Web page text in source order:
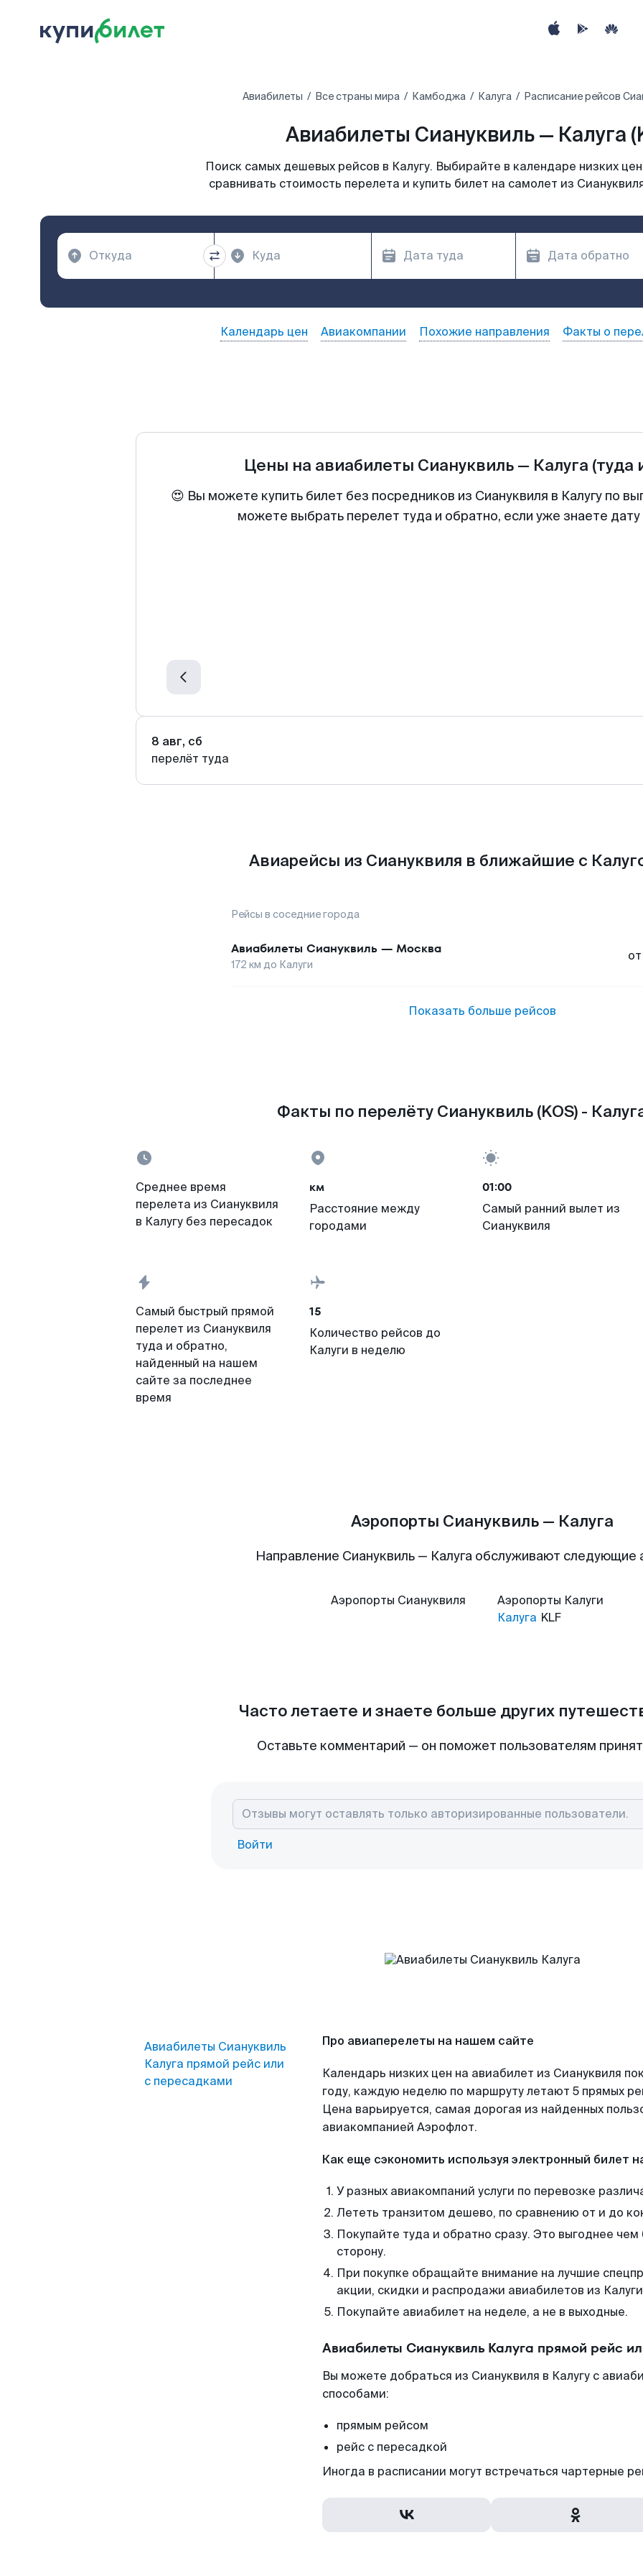
Авиабилеты Все страны мира Камбоджа Калуга Расписание рейсов
Авиабилеты Сиануквиль — Калуга
Поиск самых дешевых рейсов в Калугу. Выбирайте в календаре низких
сравнивать стоимость перелета и купить билет на самолет из
Календарь цен Авиакомпании Похожие направления Факты о
Цены на авиабилеты Сиануквиль — Калуга (туда
😍 Вы можете купить билет без посредников из Сиануквиля в Калугу по
можете выбрать перелет туда и обратно, если уже знаете
8 авг, сб
перелёт туда
Авиарейсы из Сиануквиля в ближайшие с
Рейсы в соседние города
Авиабилеты Сиануквиль — Москва
172 км до Калуги
от
Показать больше рейсов
Факты по перелёту Сиануквиль (KOS) -
Среднее время
перелета из Сиануквиля
в Калугу без пересадок
км
Расстояние между
городами
01:00
Самый ранний вылет из
Сиануквиля
Самый быстрый прямой
перелет из Сиануквиля
туда и обратно,
найденный на нашем
сайте за последнее
время
15
Количество рейсов до
Калуги в неделю
Аэропорты Сиануквиль — Калуга
Направление Сиануквиль — Калуга обслуживают следующие
Аэропорты Сиануквиля Аэропорты Калуги
Калуга KLF
Часто летаете и знаете больше других
Оставьте комментарий — он поможет пользователям
Войти
Авиабилеты Сиануквиль
Калуга прямой рейс или
с пересадками
Про авиаперелеты на нашем сайте
Календарь низких цен на авиабилет из Сиануквиля
году, каждую неделю по маршруту летают 5 прямых
Цена варьируется, самая дорогая из найденных
авиакомпанией Аэрофлот.
Как еще сэкономить используя электронный билет
У разных авиакомпаний услуги по перевозке
Лететь транзитом дешево, по сравнению от и до
Покупайте туда и обратно сразу. Это выгоднее
сторону.
При покупке обращайте внимание на лучшие
акции, скидки и распродажи авиабилетов из
Покупайте авиабилет на неделе, а не в выходные.
Авиабилеты Сиануквиль Калуга прямой рейс
Вы можете добраться из Сиануквиля в Калугу с
способами:
прямым рейсом
рейс с пересадкой
Иногда в расписании могут встречаться чартерные